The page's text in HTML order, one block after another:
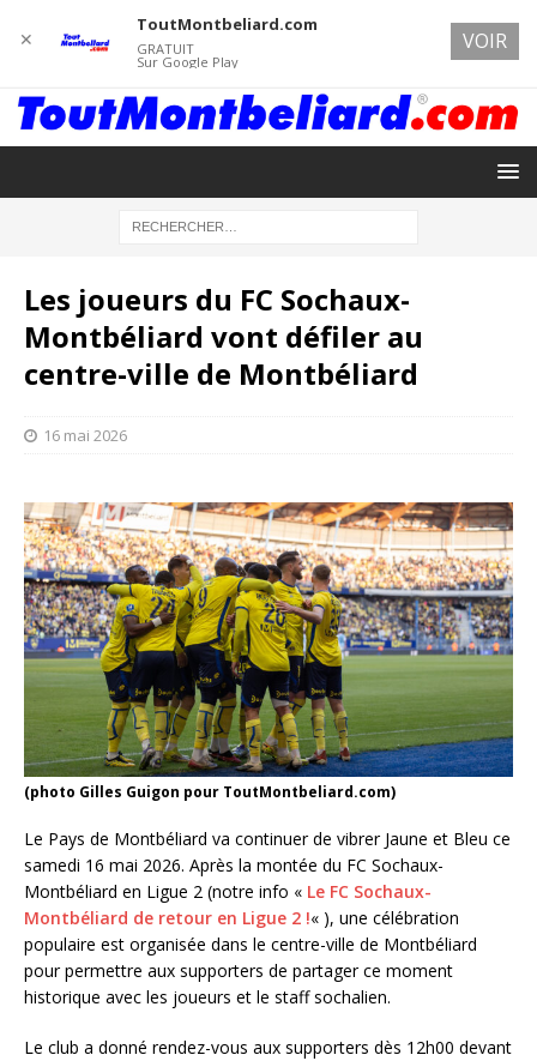
Les joueurs du FC Sochaux-
Montbéliard vont défiler au
centre-ville de Montbéliard
16 mai 2026
(photo Gilles Guigon pour ToutMontbeliard.com)
Le Pays de Montbéliard va continuer de vibrer Jaune et Bleu ce
samedi 16 mai 2026. Après la montée du FC Sochaux-
Montbéliard en Ligue 2 (notre info « Le FC Sochaux-
Montbéliard de retour en Ligue 2 !« ), une célébration
populaire est organisée dans le centre-ville de Montbéliard
pour permettre aux supporters de partager ce moment
historique avec les joueurs et le staff sochalien.
Le club a donné rendez-vous aux supporters dès 12h00 devant
✕
ToutMontbeliard.com
GRATUIT
Sur Google Play
VOIR